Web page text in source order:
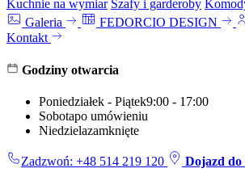
Kuchnie na wymiar Szafy i garderoby
Galeria
FEDORCIO DESIGN
Kontakt
Godziny otwarcia
Poniedziałek - Piątek9:00 - 17:00
Sobotapo umówieniu
Niedzielazamknięte
Zadzwoń: +48 514 219 120
Dojazd